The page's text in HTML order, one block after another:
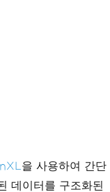
을 사용하여 간단
데이터를 구조화된